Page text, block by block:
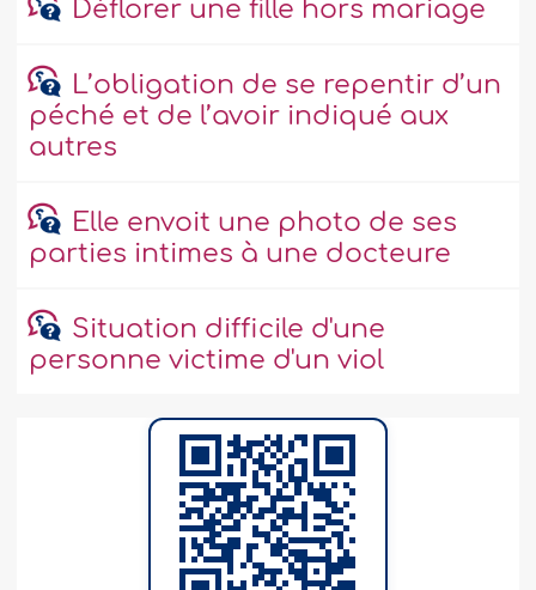
Déflorer une fille hors mariage
L’obligation de se repentir d’un
péché et de l’avoir indiqué aux
autres
Elle envoit une photo de ses
parties intimes à une docteure
Situation difficile d'une
personne victime d'un viol